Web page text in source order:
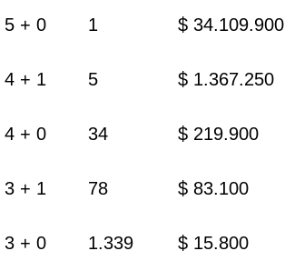
5 + 0 1 $ 34.109.900
4 + 1 5 $ 1.367.250
4 + 0 34 $ 219.900
3 + 1 78 $ 83.100
3 + 0 1.339 $ 15.800